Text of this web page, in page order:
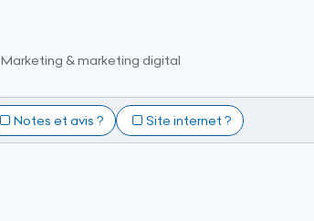
Marketing & marketing digital
Notes et avis ? Site internet ?